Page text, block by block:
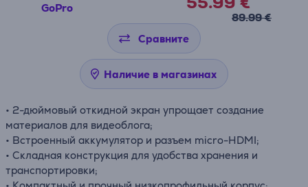
GoPro
89.99 €
Сравните
Наличие в магазинах
• 2-дюймовый откидной экран упрощает создание
материалов для видеоблога;
• Встроенный аккумулятор и разъем micro-HDMI;
• Складная конструкция для удобства хранения и
транспортировки;